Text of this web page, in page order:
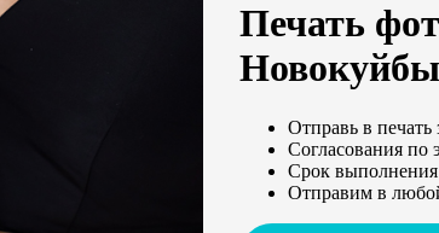
Печать
Отправь в печать
Согласования по
Срок выполнения
Отправим в